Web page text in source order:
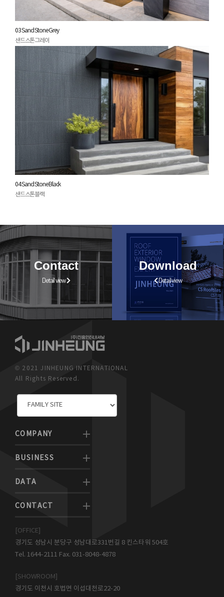
03 Sand Stone Grey
샌드스톤그레이
04 Sand Stone Black
샌드스톤블랙
Contact
Detail view
Download
Detail view
© 2021 JINHEUNG INTERNATIONAL
All Rights Reserved.
COMPANY
BUSINESS
DATA
CONTACT
[OFFICE]
경기도 성남시 분당구 성남대로331번길 8 킨스타워 504호
Tel. 1644-2111 Fax. 031-8048-4878
[SHOWROOM]
경기도 이천시 호법면 이섭대천로22-20